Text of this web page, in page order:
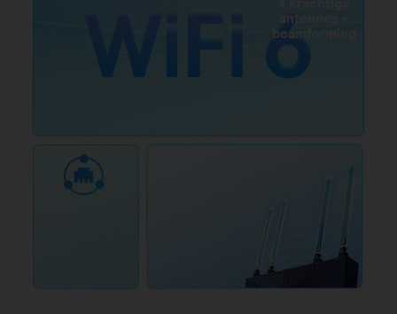
antennes +
beamforming